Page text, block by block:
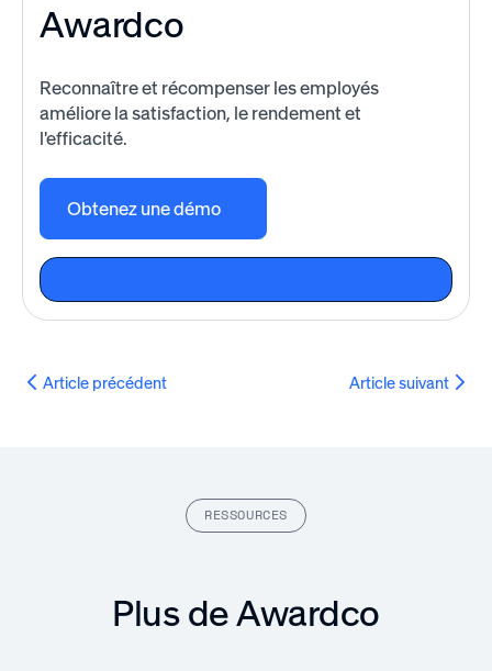
Awardco
Reconnaître et récompenser les employés
améliore la satisfaction, le rendement et
l'efficacité.
Obtenez une démo
Article précédent Article suivant
RESSOURCES
Plus de Awardco